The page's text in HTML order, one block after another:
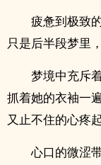
疲惫到极致
只是后半段梦里
梦境中充斥
抓着她的衣袖一
又止不住的心疼起
心口的微涩